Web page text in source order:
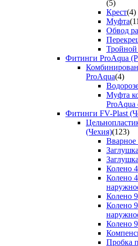
(5)
Крест(4)
Муфта
Обвод
Тройной
Фитинги ProAqua
ProAqua(4)
Муфта
ProAqua
Фитинги FV-Plast
(Чехия)(123)
Вварное
Заглушка
Колено
Колено
Колено
Колено
Колено
Пробка